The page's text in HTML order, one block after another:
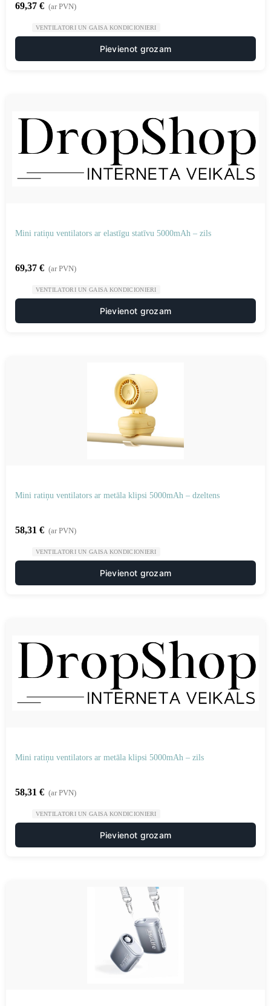
69,37 € (ar PVN)
VENTILATORI UN GAISA KONDICIONIERI
Pievienot grozam
Mini ratiņu ventilators ar elastīgu statīvu 5000mAh – zils
69,37 € (ar PVN)
VENTILATORI UN GAISA KONDICIONIERI
Pievienot grozam
Mini ratiņu ventilators ar metāla klipsi 5000mAh – dzeltens
58,31 € (ar PVN)
VENTILATORI UN GAISA KONDICIONIERI
Pievienot grozam
Mini ratiņu ventilators ar metāla klipsi 5000mAh – zils
58,31 € (ar PVN)
VENTILATORI UN GAISA KONDICIONIERI
Pievienot grozam